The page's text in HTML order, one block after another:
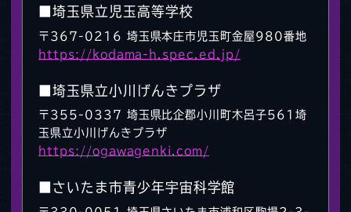
■埼玉県立児玉高等学校
〒367-0216 埼玉県本庄市児玉町金屋980番地
https://kodama-h.spec.ed.jp/
■埼玉県立小川げんきプラザ
〒355-0337 埼玉県比企郡小川町木呂子561埼
玉県立小川げんきプラザ
https://ogawagenki.com/
■さいたま市青少年宇宙科学館